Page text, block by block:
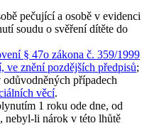
pečující a osobě v evidenci
soudu o svěření dítěte do
§ 47o zákona č. 359/1999
ve znění pozdějších předpisů;
případech
věcí.
1 roku ode dne, od
nebyl-li nárok v této lhůtě